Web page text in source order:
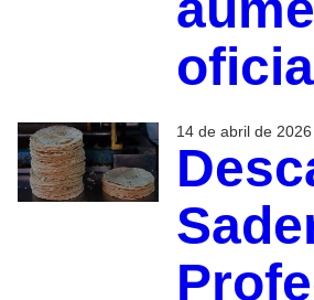
oficial
14 de abril de 2026